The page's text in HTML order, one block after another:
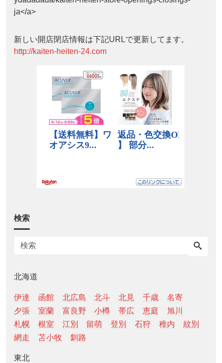
ja</a>
新しい開店閉店情報は下記URLで更新してます。
http://kaiten-heiten-24.com
検索
北海道
伊達 函館 北広島 北斗 北見 千歳
名寄
夕張
室蘭 富良野 小樽 帯広 恵庭
旭川
札幌
根室 江別 留萌 登別 石狩 稚内
紋別
網走
苫小牧 釧路
東北